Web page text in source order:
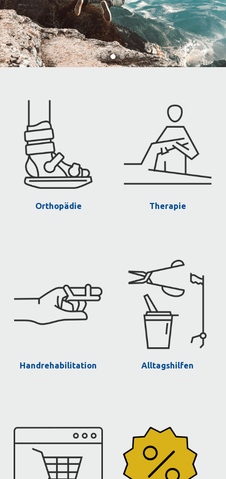
Orthopädie Therapie
Handrehabilitation Alltagshilfen